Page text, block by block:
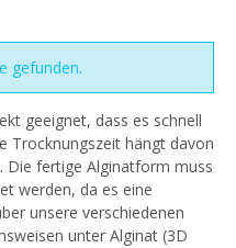
gefunden.
geeignet, dass es schnell
Trocknungszeit hängt davon
Die fertige Alginatform muss
werden, da es eine
unsere verschiedenen
unter Alginat (3D